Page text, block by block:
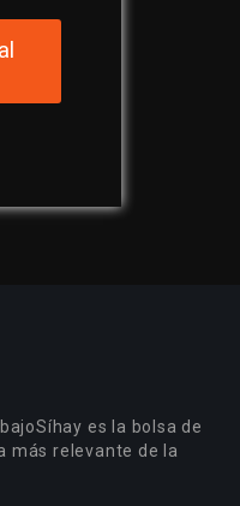
es la bolsa de
más relevante de la